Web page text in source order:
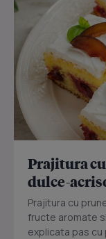
Prajitura
dulce-
Prajitura cu
fructe aromate
explicata pas cu